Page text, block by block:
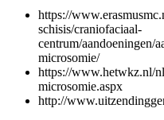
https://
schisis/craniofaciaal-
centrum/aandoeningen/
microsomie/
https://www.hetwkz.nl/
microsomie.aspx
http://